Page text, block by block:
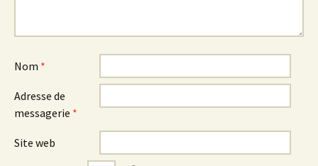
Nom *
Adresse de
messagerie *
Site web